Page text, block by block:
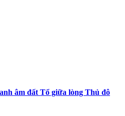
âm đất Tổ giữa lòng Thủ đô